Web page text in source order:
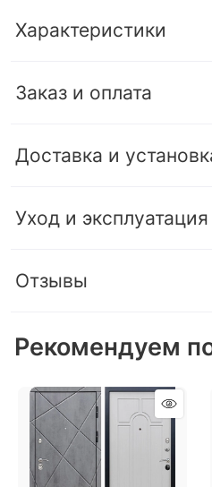
Характеристики
Заказ и оплата
Доставка и
Уход и эксплуатация
Отзывы
Рекомендуем